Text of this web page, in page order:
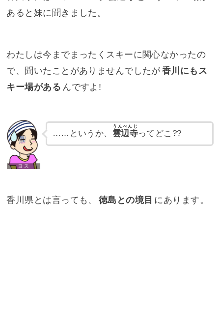
あると妹に聞きました。
わたしは今までまったくスキーに関心なかったの
で、聞いたことがありませんでしたが 香川にもス
キー場がある んですよ!
……というか、 雲辺寺
うんぺんじ
ってどこ??
香川県とは言っても、 徳島との境目 にあります。